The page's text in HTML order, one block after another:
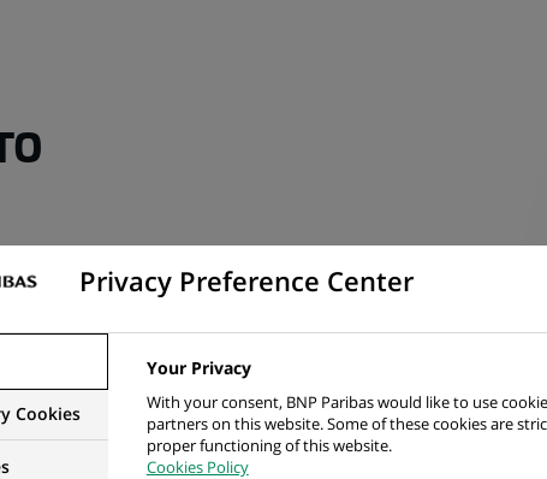
la toma de decisiones estratégicas mediante analítica
del negocio. Diseñando y automatizando
en la generación de valor, y actuando como puente
y alineadas con los objetivos corporativos.
Privacy Preference Center
Cookies
Your Privacy
With your consent, BNP Paribas would like to use
partners on this website. Some of these cookies are
proper functioning of this website.
Cookies Policy